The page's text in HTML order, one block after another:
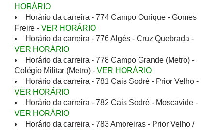
HORÁRIO
Horário da carreira - 774 Campo Ourique - Gomes
Freire - VER HORÁRIO
Horário da carreira - 776 Algés - Cruz Quebrada -
VER HORÁRIO
Horário da carreira - 778 Campo Grande (Metro) -
Colégio Militar (Metro) - VER HORÁRIO
Horário da carreira - 781 Cais Sodré - Prior Velho -
VER HORÁRIO
Horário da carreira - 782 Cais Sodré - Moscavide -
VER HORÁRIO
Horário da carreira - 783 Amoreiras - Prior Velho /